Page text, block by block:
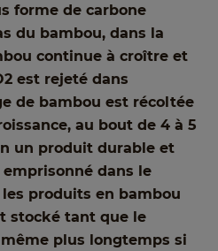
forme de carbone
du bambou, dans la
continue à croître et
est rejeté dans
de bambou est récoltée
au bout de 4 à 5
un produit durable et
dans le
produits en bambou
stocké tant que le
plus longtemps si